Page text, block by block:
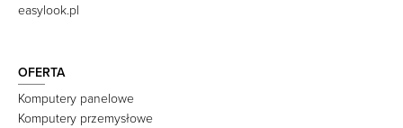
easylook.pl
OFERTA
Komputery panelowe
Komputery przemysłowe